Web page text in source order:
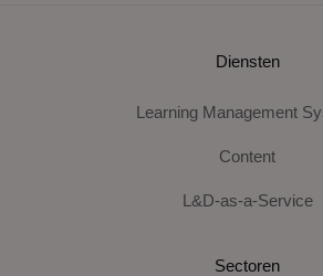
Diensten
Learning Management
Content
L&D-as-a-Service
Sectoren